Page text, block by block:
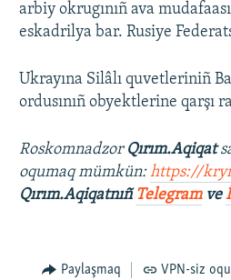
arbiy okrugınıñ ava
eskadrilya bar. Rusiye
Ukrayına Silâlı quvetleriniñ
ordusınıñ obyektlerine qarşı
Roskomnadzor Qırım.Aqiqat
oqumaq mümkün:https://
Qırım.Aqiqatnıñ Telegramve
Paylaşmaq VPN-siz